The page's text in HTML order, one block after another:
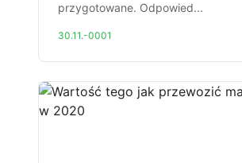
przygotowane. Odpowied...
30.11.-0001